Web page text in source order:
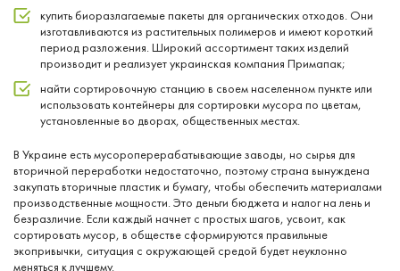
купить биоразлагаемые пакеты для органических отходов. Они
изготавливаются из растительных полимеров и имеют короткий
период разложения. Широкий ассортимент таких изделий
производит и реализует украинская компания Примапак;
найти сортировочную станцию в своем населенном пункте или
использовать контейнеры для сортировки мусора по цветам,
установленные во дворах, общественных местах.
В Украине есть мусороперерабатывающие заводы, но сырья для
вторичной переработки недостаточно, поэтому страна вынуждена
закупать вторичные пластик и бумагу, чтобы обеспечить материалами
производственные мощности. Это деньги бюджета и налог на лень и
безразличие. Если каждый начнет с простых шагов, усвоит, как
сортировать мусор, в обществе сформируются правильные
экопривычки, ситуация с окружающей средой будет неуклонно
меняться к лучшему.